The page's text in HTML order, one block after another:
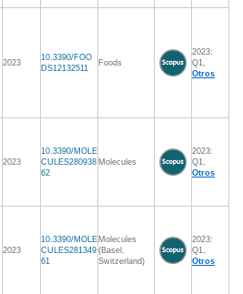
2023
10.3390/FOO
DS12132511
Foods
2023:
Q1,
Otros
2023
10.3390/MOLE
CULES280938
62
Molecules
2023:
Q1,
Otros
2023
10.3390/MOLE
CULES281349
61
Molecules
(Basel,
Switzerland)
2023:
Q1,
Otros